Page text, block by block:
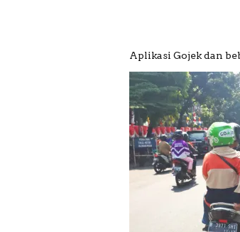
Aplikasi Gojek dan